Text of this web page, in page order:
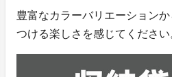
豊富なカラーバリエーション
つける楽しさを感じてください